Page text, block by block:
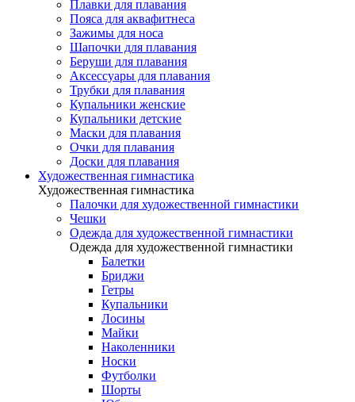
Плавки для плавания
Пояса для аквафитнеса
Зажимы для носа
Шапочки для плавания
Беруши для плавания
Аксессуары для плавания
Трубки для плавания
Купальники женские
Купальники детские
Маски для плавания
Очки для плавания
Доски для плавания
Художественная гимнастика
Художественная гимнастика
Палочки для художественной гимнастики
Чешки
Одежда для художественной гимнастики
Одежда для художественной гимнастики
Балетки
Бриджи
Гетры
Купальники
Лосины
Майки
Наколенники
Носки
Футболки
Шорты